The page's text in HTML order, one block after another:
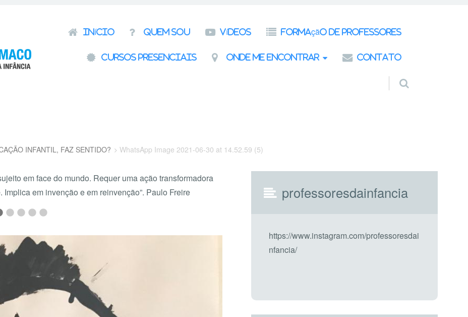
Pular para o conteúdo
Início Quem Sou Vídeos Formação de Professores
Cursos presenciais Onde Me Encontrar Contato
INFANTIL, FAZ SENTIDO? WhatsApp Image 2021-06-30 at 14.52.59 (5)
em face do mundo. Requer uma ação transformadora
em invenção e em reinvenção”. Paulo Freire
professoresdainfancia
https://www.instagram.com/professoresdai
nfancia/